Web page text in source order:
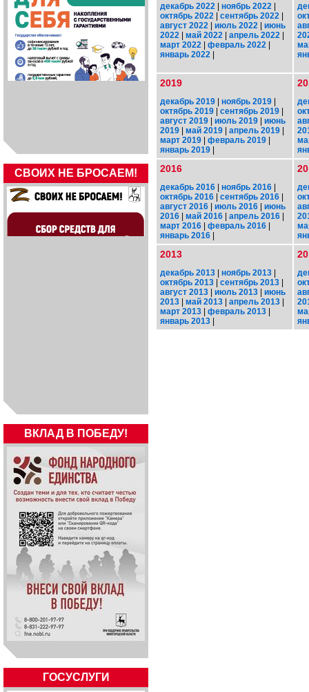
СВОИХ НЕ БРОСАЕМ!
ВКЛАД В ПОБЕДУ!
ГОСУСЛУГИ
декабрь 2022 | ноябрь 2022 |
октябрь 2022 | сентябрь 2022 |
август 2022 | июль 2022 | июнь
2022 | май 2022 | апрель 2022 |
март 2022 | февраль 2022 |
январь 2022 |
2019
декабрь 2019 | ноябрь 2019 |
октябрь 2019 | сентябрь 2019 |
август 2019 | июль 2019 | июнь
2019 | май 2019 | апрель 2019 |
март 2019 | февраль 2019 |
январь 2019 |
2016
декабрь 2016 | ноябрь 2016 |
октябрь 2016 | сентябрь 2016 |
август 2016 | июль 2016 | июнь
2016 | май 2016 | апрель 2016 |
март 2016 | февраль 2016 |
январь 2016 |
2013
декабрь 2013 | ноябрь 2013 |
октябрь 2013 | сентябрь 2013 |
август 2013 | июль 2013 | июнь
2013 | май 2013 | апрель 2013 |
март 2013 | февраль 2013 |
январь 2013 |